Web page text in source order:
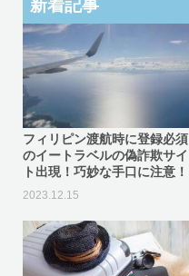
新着記事
フィリピン渡航時に登録必須
のイートラベルの偽詐欺サイ
ト出現！巧妙な手口に注意！
2023.12.15